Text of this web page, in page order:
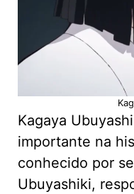
Kagaya
importante na
conhecido por
Ubuyashiki,